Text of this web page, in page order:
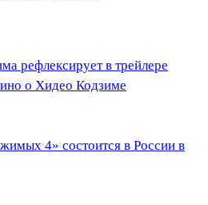
рефлексирует в трейлере
о Хидео Кодзиме
4» состоится в России в